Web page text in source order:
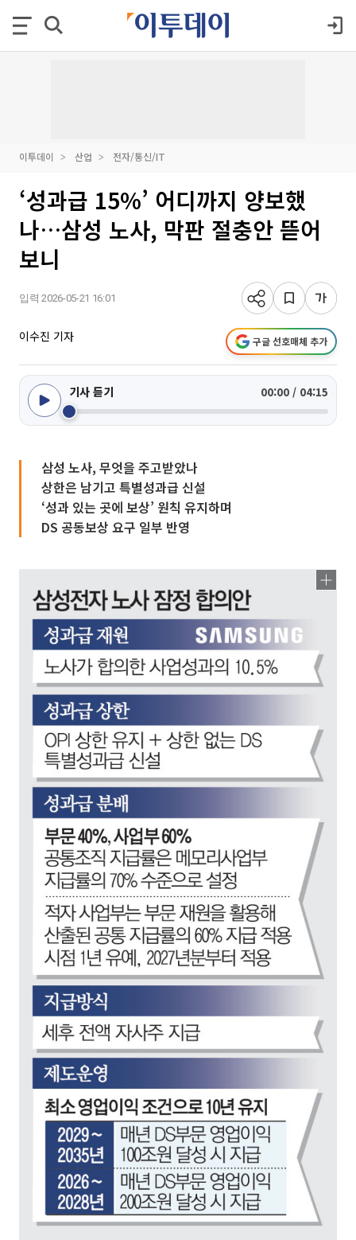
이투데이 산업 전자/통신/IT
‘성과급 15%’ 어디까지 양보했
나…삼성 노사, 막판 절충안 뜯어
보니
입력 2026-05-21 16:01
이수진 기자 구글 선호매체 추가
기사 듣기 00:00 / 04:15
삼성 노사, 무엇을 주고받았나
상한은 남기고 특별성과급 신설
‘성과 있는 곳에 보상’ 원칙 유지하며
DS 공동보상 요구 일부 반영